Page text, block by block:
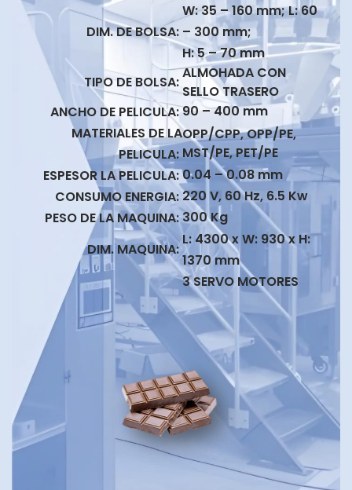
DIM. DE BOLSA:
W: 35 – 160 mm; L: 60
– 300 mm;
H: 5 – 70 mm
TIPO DE BOLSA:
ALMOHADA CON
SELLO TRASERO
ANCHO DE PELICULA:90 – 400 mm
MATERIALES DE LA
PELICULA:
OPP/CPP, OPP/PE,
MST/PE, PET/PE
ESPESOR LA PELICULA:0.04 – 0.08 mm
CONSUMO ENERGIA: 220 V, 60 Hz, 6.5 Kw
PESO DE LA MAQUINA:300 Kg
DIM. MAQUINA:
L: 4300 x W: 930 x H:
1370 mm
3 SERVO MOTORES